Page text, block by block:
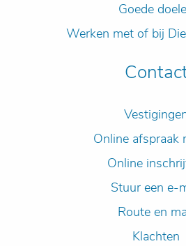
Goede
Werken met of bij
Online afspraak
Online
Stuur een e-
Route en
Klachten